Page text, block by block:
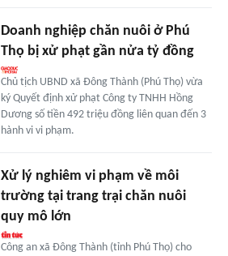
Doanh nghiệp chăn nuôi ở Phú
Thọ bị xử phạt gần nửa tỷ đồng
Chủ tịch UBND xã Đông Thành (Phú Thọ) vừa
ký Quyết định xử phạt Công ty TNHH Hồng
Dương số tiền 492 triệu đồng liên quan đến 3
hành vi vi phạm.
Xử lý nghiêm vi phạm về môi
trường tại trang trại chăn nuôi
quy mô lớn
Công an xã Đông Thành (tỉnh Phú Thọ) cho